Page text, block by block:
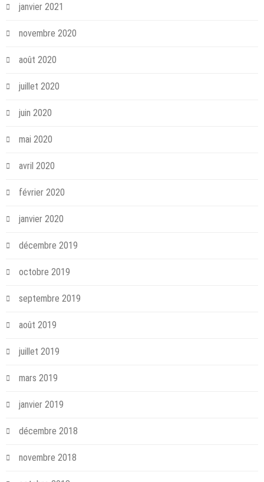
janvier 2021
novembre 2020
août 2020
juillet 2020
juin 2020
mai 2020
avril 2020
février 2020
janvier 2020
décembre 2019
octobre 2019
septembre 2019
août 2019
juillet 2019
mars 2019
janvier 2019
décembre 2018
novembre 2018